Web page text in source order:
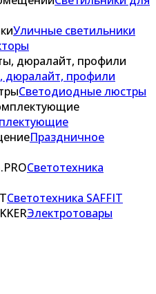
Уличные светильники
дюралайт, профили
Светодиодные люстры
Праздничное
Светотехника
Светотехника SAFFIT
Электротовары